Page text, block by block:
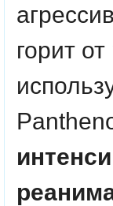
горит